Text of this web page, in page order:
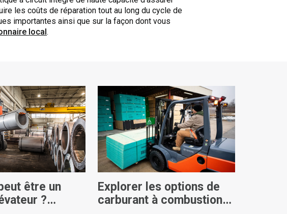
les coûts de réparation tout au long du cycle de
importantes ainsi que sur la façon dont vous
local.
être un
?
Explorer les options de
carburant à combustion